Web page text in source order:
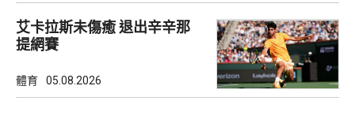
艾卡拉斯未傷癒 退出辛辛那
提網賽
體育 05.08.2026